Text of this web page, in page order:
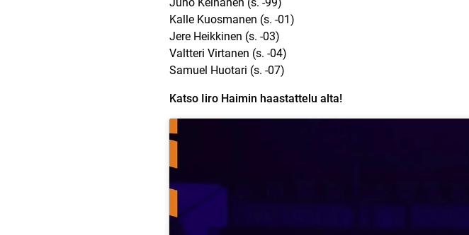
Kalle Kuosmanen (s. -01)
Jere Heikkinen (s. -03)
Valtteri Virtanen (s. -04)
Samuel Huotari (s. -07)
Katso Iiro Haimin haastattelu alta!